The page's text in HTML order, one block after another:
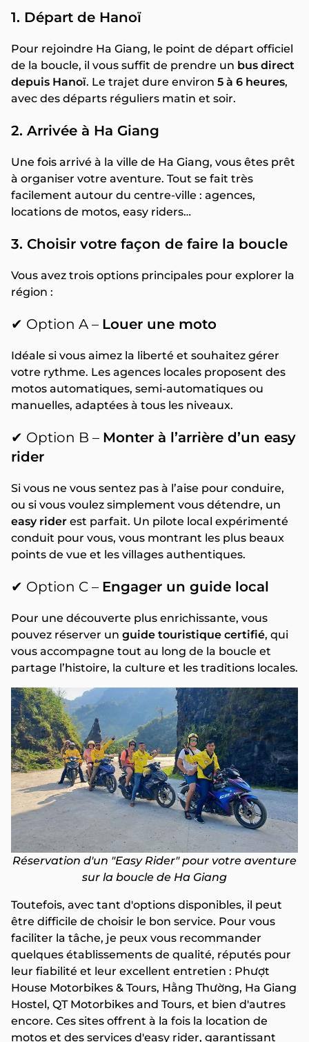
1. Départ de Hanoï
Pour rejoindre Ha Giang, le point de départ officiel
de la boucle, il vous suffit de prendre un bus direct
depuis Hanoï. Le trajet dure environ 5 à 6 heures,
avec des départs réguliers matin et soir.
2. Arrivée à Ha Giang
Une fois arrivé à la ville de Ha Giang, vous êtes prêt
à organiser votre aventure. Tout se fait très
facilement autour du centre-ville : agences,
locations de motos, easy riders…
3. Choisir votre façon de faire la boucle
Vous avez trois options principales pour explorer la
région :
✔ Option A – Louer une moto
Idéale si vous aimez la liberté et souhaitez gérer
votre rythme. Les agences locales proposent des
motos automatiques, semi-automatiques ou
manuelles, adaptées à tous les niveaux.
✔ Option B – Monter à l’arrière d’un easy
rider
Si vous ne vous sentez pas à l’aise pour conduire,
ou si vous voulez simplement vous détendre, un
easy rider est parfait. Un pilote local expérimenté
conduit pour vous, vous montrant les plus beaux
points de vue et les villages authentiques.
✔ Option C – Engager un guide local
Pour une découverte plus enrichissante, vous
pouvez réserver un guide touristique certifié, qui
vous accompagne tout au long de la boucle et
partage l’histoire, la culture et les traditions locales.
Réservation d'un "Easy Rider" pour votre aventure
sur la boucle de Ha Giang
Toutefois, avec tant d'options disponibles, il peut
être difficile de choisir le bon service. Pour vous
faciliter la tâche, je peux vous recommander
quelques établissements de qualité, réputés pour
leur fiabilité et leur excellent entretien : Phượt
House Motorbikes & Tours, Hằng Thường, Ha Giang
Hostel, QT Motorbikes and Tours, et bien d'autres
encore. Ces sites offrent à la fois la location de
motos et des services d'easy rider, garantissant